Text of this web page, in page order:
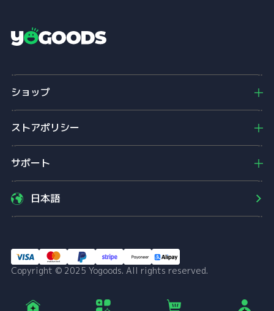
g
oショップ
ストアポリシー
サポート
日本語
Copyright © 2025 Yogoods. All rights reserved.